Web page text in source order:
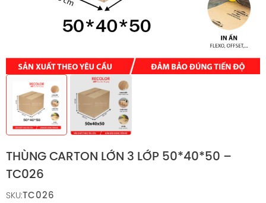
THÙNG CARTON LỚN 3 LỚP 50*40*50 –
TC026
SKU:TC026